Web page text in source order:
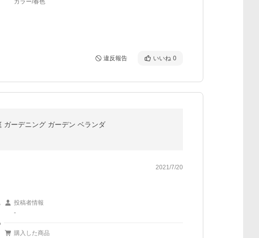
カラー/春色
違反報告 いいね 0
ーデニング ガーデン ベランダ
2021/7/20
投稿者情報
-
購入した商品